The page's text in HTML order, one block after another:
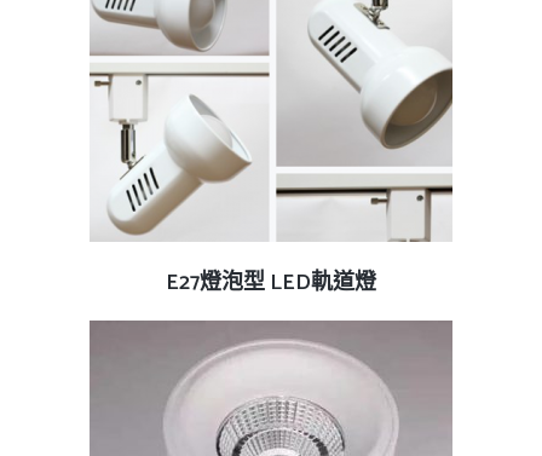
查看內容
E27燈泡型 LED軌道燈